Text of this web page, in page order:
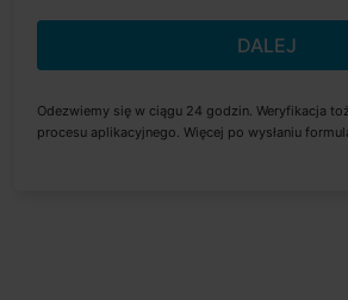
DALEJ
Odezwiemy się w ciągu 24 godzin. Weryfikacja
procesu aplikacyjnego. Więcej po wysłaniu